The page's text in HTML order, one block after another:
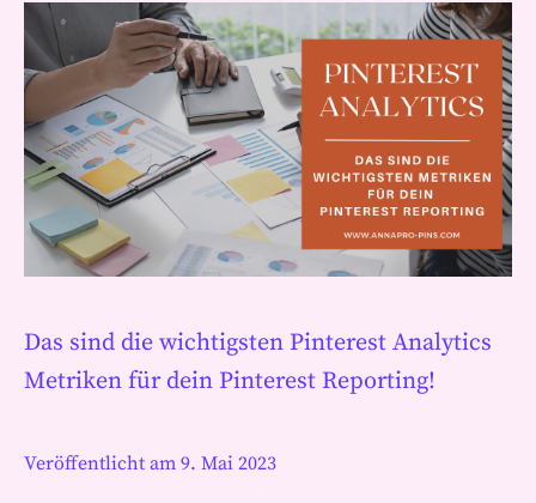
Das sind die wichtigsten Pinterest Analytics
Metriken für dein Pinterest Reporting!
Veröffentlicht am 9. Mai 2023